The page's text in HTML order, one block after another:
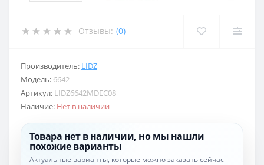
Отзывы: (0)
Производитель: LIDZ
Модель: 6642
Артикул: LIDZ6642MDEC08
Наличие: Нет в наличии
Товара нет в наличии, но мы нашли
похожие варианты
Актуальные варианты, которые можно заказать сейчас